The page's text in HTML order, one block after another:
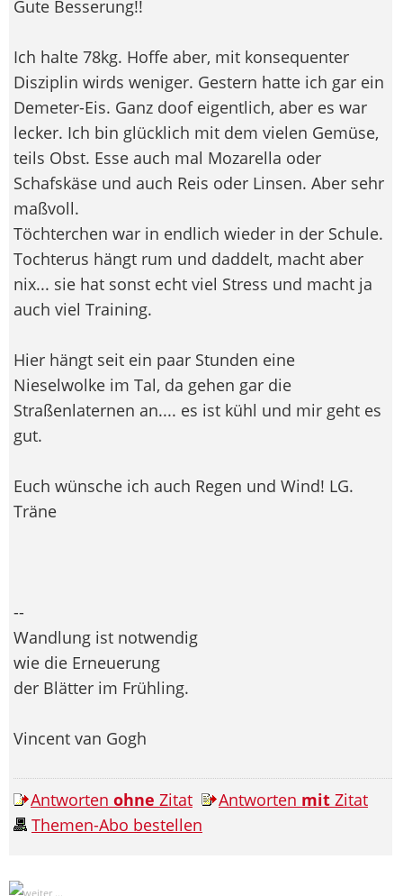
Gute Besserung!!
Ich halte 78kg. Hoffe aber, mit konsequenter
Disziplin wirds weniger. Gestern hatte ich gar ein
Demeter-Eis. Ganz doof eigentlich, aber es war
lecker. Ich bin glücklich mit dem vielen Gemüse,
teils Obst. Esse auch mal Mozarella oder
Schafskäse und auch Reis oder Linsen. Aber sehr
maßvoll.
Töchterchen war in endlich wieder in der Schule.
Tochterus hängt rum und daddelt, macht aber
nix... sie hat sonst echt viel Stress und macht ja
auch viel Training.
Hier hängt seit ein paar Stunden eine
Nieselwolke im Tal, da gehen gar die
Straßenlaternen an.... es ist kühl und mir geht es
gut.
Euch wünsche ich auch Regen und Wind! LG.
Träne
--
Wandlung ist notwendig
wie die Erneuerung
der Blätter im Frühling.
Vincent van Gogh
Antworten ohne Zitat Antworten mit Zitat
Themen-Abo bestellen